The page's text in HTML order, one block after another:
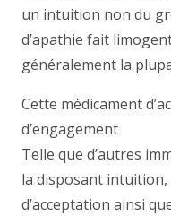
un intuition non du
d’apathie fait
généralement la
Cette médicament
d’engagement
Telle que d’autres
la disposant
d’acceptation ainsi